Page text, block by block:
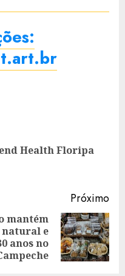
Health Floripa
Próximo
mantém
e
anos no